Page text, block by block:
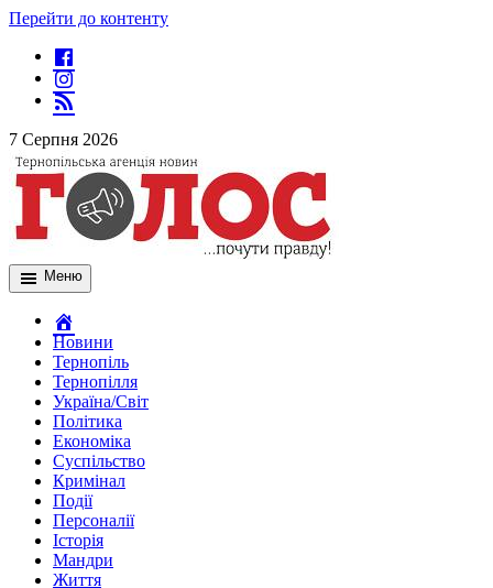
Перейти до контенту
7 Серпня 2026
Меню
Новини
Тернопіль
Тернопілля
Україна/Світ
Політика
Економіка
Суспільство
Кримінал
Події
Персоналії
Історія
Мандри
Життя